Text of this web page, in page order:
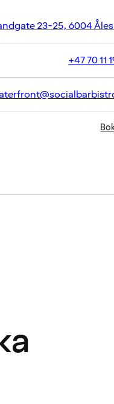
23-25, 6004
+47 70 11